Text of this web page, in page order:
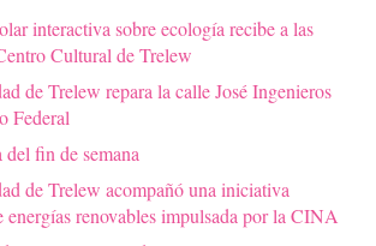
interactiva sobre ecología recibe a las
Cultural de Trelew
de Trelew repara la calle José Ingenieros
Federal
fin de semana
de Trelew acompañó una iniciativa
energías renovables impulsada por la CINA